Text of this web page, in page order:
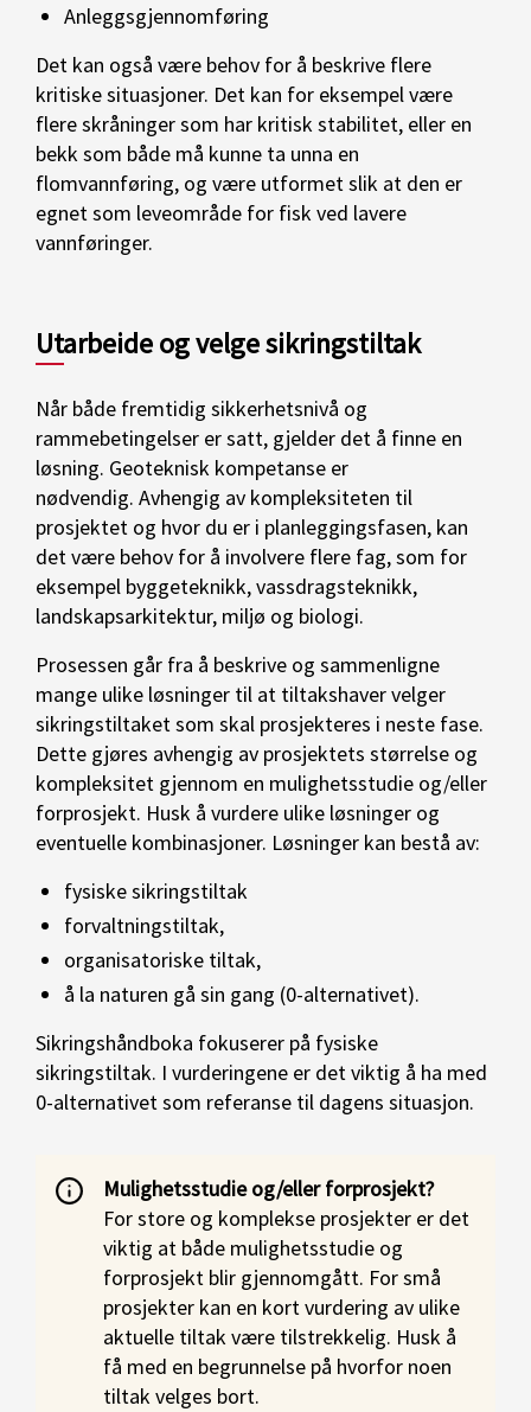
Anleggsgjennomføring
Det kan også være behov for å beskrive flere
kritiske situasjoner. Det kan for eksempel være
flere skråninger som har kritisk stabilitet, eller en
bekk som både må kunne ta unna en
flomvannføring, og være utformet slik at den er
egnet som leveområde for fisk ved lavere
vannføringer.
Utarbeide og velge sikringstiltak
Når både fremtidig sikkerhetsnivå og
rammebetingelser er satt, gjelder det å finne en
løsning. Geoteknisk kompetanse er
nødvendig. Avhengig av kompleksiteten til
prosjektet og hvor du er i planleggingsfasen, kan
det være behov for å involvere flere fag, som for
eksempel byggeteknikk, vassdragsteknikk,
landskapsarkitektur, miljø og biologi.
Prosessen går fra å beskrive og sammenligne
mange ulike løsninger til at tiltakshaver velger
sikringstiltaket som skal prosjekteres i neste fase.
Dette gjøres avhengig av prosjektets størrelse og
kompleksitet gjennom en mulighetsstudie og/eller
forprosjekt. Husk å vurdere ulike løsninger og
eventuelle kombinasjoner. Løsninger kan bestå av:
fysiske sikringstiltak
forvaltningstiltak,
organisatoriske tiltak,
å la naturen gå sin gang (0-alternativet).
Sikringshåndboka fokuserer på fysiske
sikringstiltak. I vurderingene er det viktig å ha med
0-alternativet som referanse til dagens situasjon.
Mulighetsstudie og/eller forprosjekt?
For store og komplekse prosjekter er det
viktig at både mulighetsstudie og
forprosjekt blir gjennomgått. For små
prosjekter kan en kort vurdering av ulike
aktuelle tiltak være tilstrekkelig. Husk å
få med en begrunnelse på hvorfor noen
tiltak velges bort.